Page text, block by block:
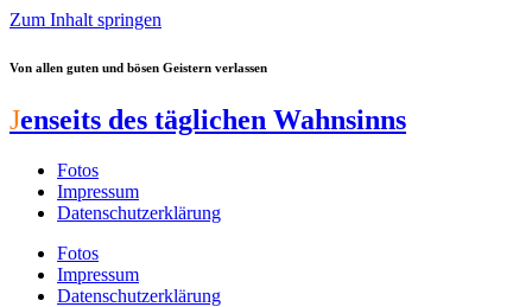
Zum Inhalt springen
Von allen guten und bösen Geistern verlassen
Jenseits des täglichen Wahnsinns
Fotos
Impressum
Datenschutzerklärung
Fotos
Impressum
Datenschutzerklärung